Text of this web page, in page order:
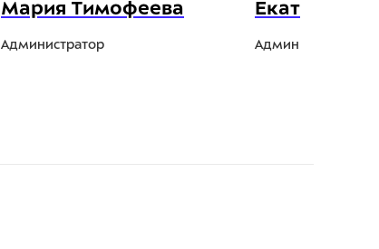
Мария Тимофеева
Администратор
Екатерина
Администратор